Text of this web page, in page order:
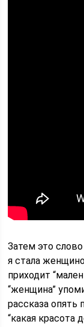
Затем это
я стала
приходит
“женщина”
рассказа опять
“какая